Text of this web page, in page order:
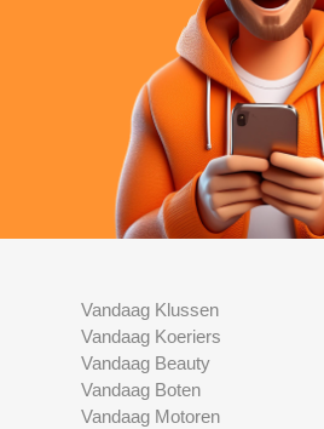
Vandaag Klussen
Vandaag Koeriers
Vandaag Beauty
Vandaag Boten
Vandaag Motoren